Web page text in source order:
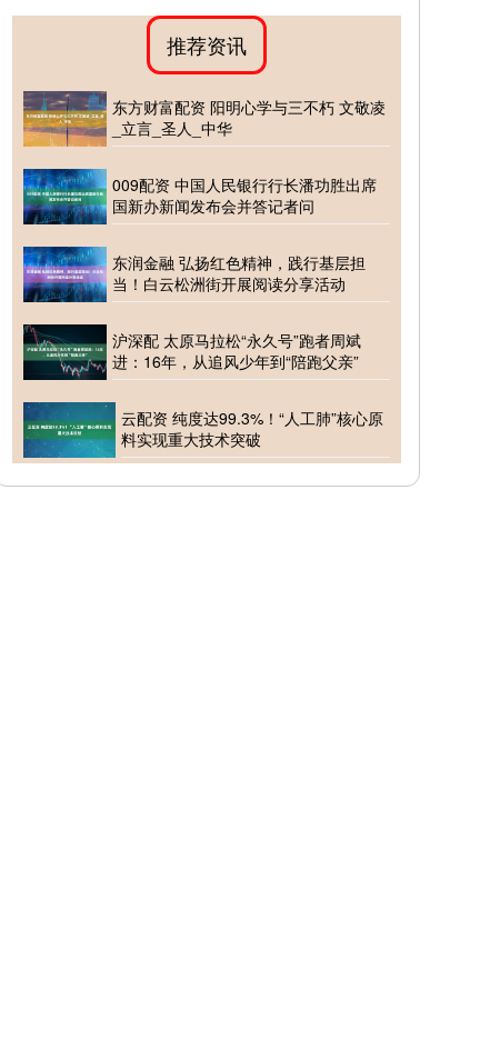
推荐资讯
东方财富配资 阳明心学与三不朽 文敬凌
_立言_圣人_中华
009配资 中国人民银行行长潘功胜出席
国新办新闻发布会并答记者问
东润金融 弘扬红色精神，践行基层担
当！白云松洲街开展阅读分享活动
沪深配 太原马拉松“永久号”跑者周斌
进：16年，从追风少年到“陪跑父亲”
云配资 纯度达99.3%！“人工肺”核心原
料实现重大技术突破